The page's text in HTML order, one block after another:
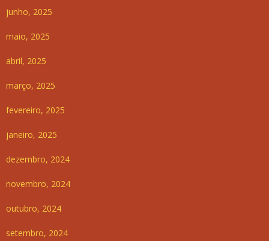
junho, 2025
maio, 2025
abril, 2025
março, 2025
fevereiro, 2025
janeiro, 2025
dezembro, 2024
novembro, 2024
outubro, 2024
setembro, 2024